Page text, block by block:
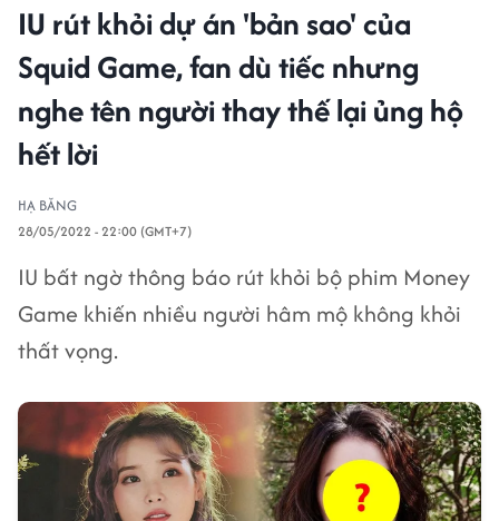
IU rút khỏi dự án 'bản sao' của
Squid Game, fan dù tiếc nhưng
nghe tên người thay thế lại ủng hộ
hết lời
HẠ BĂNG
28/05/2022 - 22:00 (GMT+7)
IU bất ngờ thông báo rút khỏi bộ phim Money
Game khiến nhiều người hâm mộ không khỏi
thất vọng.